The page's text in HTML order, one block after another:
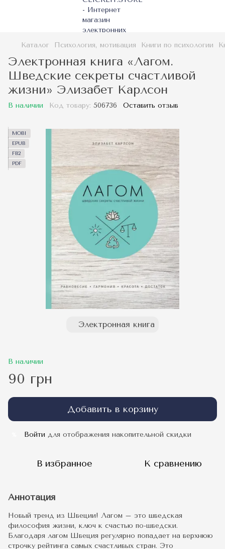
Каталог Психология, мотивация Книги по психологии
Электронная книга «Лагом.
Шведские секреты счастливой
жизни» Элизабет Карлсон
В наличии Код товару: 506736 Оставить отзыв
MOBI
EPUB
FB2
PDF
Электронная книга
В наличии
90 грн
Добавить в корзину
Войти для отображения накопительной скидки
В избранное К сравнению
Аннотация
Новый тренд из Швеции! Лагом – это шведская
философия жизни, ключ к счастью по-шведски.
Благодаря лагом Швеция регулярно попадает на верхнюю
строчку рейтинга самых счастливых стран. Это